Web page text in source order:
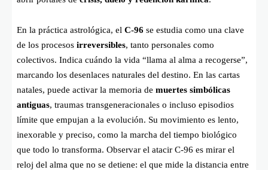
En la práctica astrológica, el C-96 se estudia como una clave
de los procesos irreversibles, tanto personales como
colectivos. Indica cuándo la vida “llama al alma a recogerse”,
marcando los desenlaces naturales del destino. En las cartas
natales, puede activar la memoria de muertes simbólicas
antiguas, traumas transgeneracionales o incluso episodios
límite que empujan a la evolución. Su movimiento es lento,
inexorable y preciso, como la marcha del tiempo biológico
que todo lo transforma. Observar el atacir C-96 es mirar el
reloj del alma que no se detiene: el que mide la distancia entre